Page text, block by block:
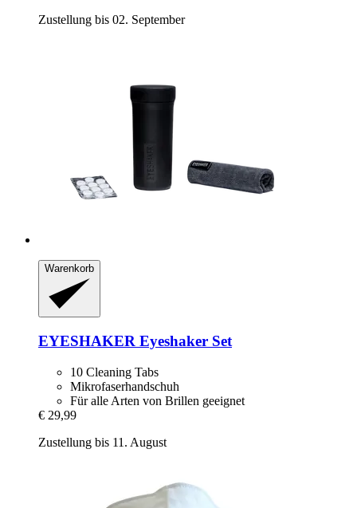
Zustellung bis 02. September
Warenkorb
EYESHAKER Eyeshaker Set
10 Cleaning Tabs
Mikrofaserhandschuh
Für alle Arten von Brillen geeignet
€ 29,99
Zustellung bis 11. August